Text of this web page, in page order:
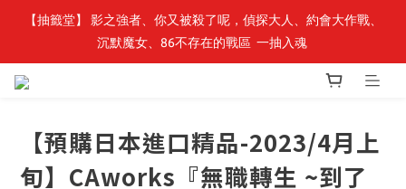
【轉生史萊姆】系列書展🌟系列小說 79 折，滿$389送「完節紀念
明信片組」
【抽籤堂】 影之強者、你又被殺了呢，偵探大人、約會大作戰、
沉默魔女、86不存在的戰區  一抽入魂
【轉生史萊姆】系列書展🌟系列小說 79 折，滿$389送「完節紀念
【預購日本進口精品-2023/4月上
旬】CAworks『無職轉生 ~到了